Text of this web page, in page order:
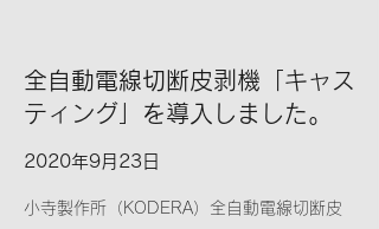
全自動電線切断皮剥機「キャス
ティング」を導入しました。
2020年9月23日
小寺製作所（KODERA）全自動電線切断皮